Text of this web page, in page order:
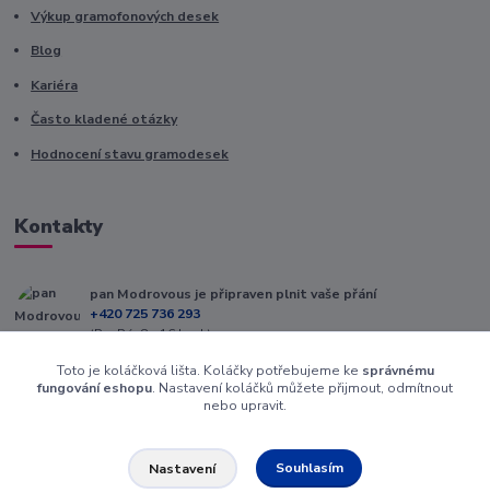
Výkup gramofonových desek
Blog
Kariéra
Často kladené otázky
Hodnocení stavu gramodesek
Kontakty
pan Modrovous je připraven plnit vaše přání
+420 725 736 293
(Po-Pá, 8 - 16 hod.)
info@modrovous.cz
Toto je koláčková lišta. Koláčky potřebujeme ke správnému
fungování eshopu. Nastavení koláčků můžete přijmout, odmítnout
nebo upravit.
Nastavení Souhlasím